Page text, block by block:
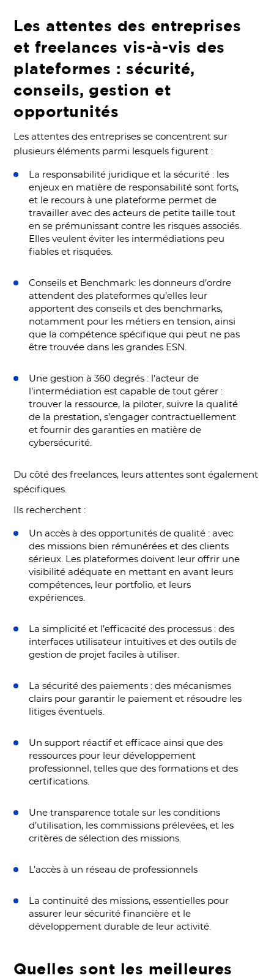
Les attentes des entreprises
et freelances vis-à-vis des
plateformes : sécurité,
conseils, gestion et
opportunités
Les attentes des entreprises se concentrent sur
plusieurs éléments parmi lesquels figurent :
La responsabilité juridique et la sécurité : les
enjeux en matière de responsabilité sont forts,
et le recours à une plateforme permet de
travailler avec des acteurs de petite taille tout
en se prémunissant contre les risques associés.
Elles veulent éviter les intermédiations peu
fiables et risquées.
Conseils et Benchmark: les donneurs d’ordre
attendent des plateformes qu’elles leur
apportent des conseils et des benchmarks,
notamment pour les métiers en tension, ainsi
que la compétence spécifique qui peut ne pas
être trouvée dans les grandes ESN.
Une gestion à 360 degrés : l’acteur de
l’intermédiation est capable de tout gérer :
trouver la ressource, la piloter, suivre la qualité
de la prestation, s’engager contractuellement
et fournir des garanties en matière de
cybersécurité.
Du côté des freelances, leurs attentes sont également
spécifiques.
Ils recherchent :
Un accès à des opportunités de qualité : avec
des missions bien rémunérées et des clients
sérieux. Les plateformes doivent leur offrir une
visibilité adéquate en mettant en avant leurs
compétences, leur portfolio, et leurs
expériences.
La simplicité et l’efficacité des processus : des
interfaces utilisateur intuitives et des outils de
gestion de projet faciles à utiliser.
La sécurité des paiements : des mécanismes
clairs pour garantir le paiement et résoudre les
litiges éventuels.
Un support réactif et efficace ainsi que des
ressources pour leur développement
professionnel, telles que des formations et des
certifications.
Une transparence totale sur les conditions
d’utilisation, les commissions prélevées, et les
critères de sélection des missions.
L’accès à un réseau de professionnels
La continuité des missions, essentielles pour
assurer leur sécurité financière et le
développement durable de leur activité.
Quelles sont les meilleures